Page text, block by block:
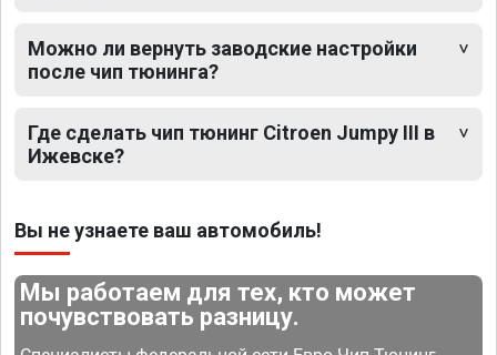
Можно ли вернуть заводские настройки
после чип тюнинга?
Где сделать чип тюнинг Citroen Jumpy III в
Ижевске?
Вы не узнаете ваш автомобиль!
Мы работаем для тех, кто может
почувствовать разницу.